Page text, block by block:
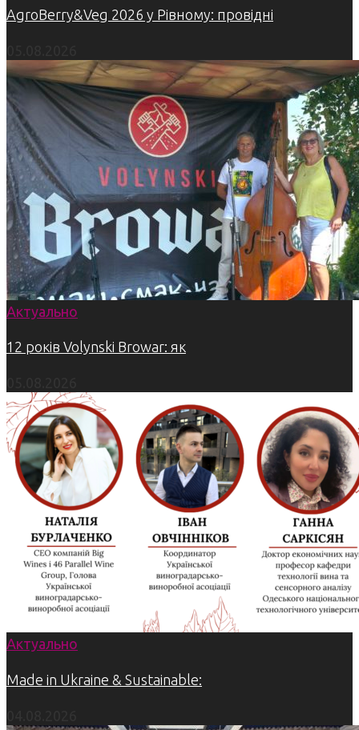
AgroBerry&Veg 2026 у Рівному: провідні
Актуально
12 років Volynski Browar: як
Актуально
Made in Ukraine & Sustainable: